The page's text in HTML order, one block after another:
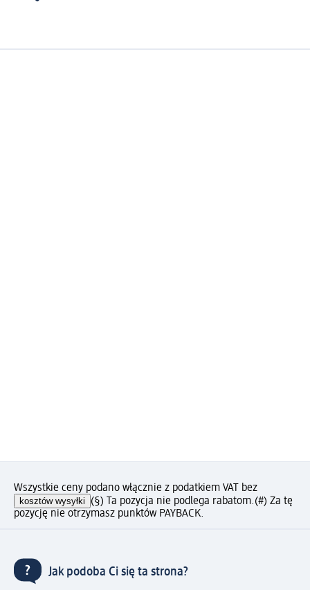
Wszystkie ceny podano włącznie z podatkiem VAT bez
kosztów wysyłki (§) Ta pozycja nie podlega rabatom.(#) Za tę
pozycję nie otrzymasz punktów PAYBACK.
Jak podoba Ci się ta strona?